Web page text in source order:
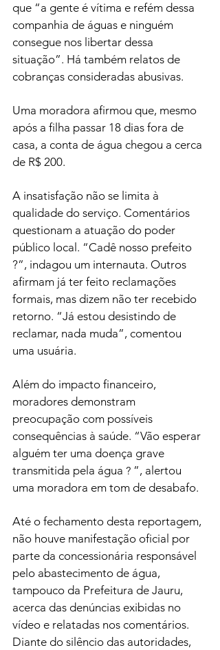
que “a gente é vítima e refém dessa
companhia de águas e ninguém
consegue nos libertar dessa
situação”. Há também relatos de
cobranças consideradas abusivas.
Uma moradora afirmou que, mesmo
após a filha passar 18 dias fora de
casa, a conta de água chegou a cerca
de R$ 200.
A insatisfação não se limita à
qualidade do serviço. Comentários
questionam a atuação do poder
público local. “Cadê nosso prefeito
?”, indagou um internauta. Outros
afirmam já ter feito reclamações
formais, mas dizem não ter recebido
retorno. “Já estou desistindo de
reclamar, nada muda”, comentou
uma usuária.
Além do impacto financeiro,
moradores demonstram
preocupação com possíveis
consequências à saúde. “Vão esperar
alguém ter uma doença grave
transmitida pela água ? ”, alertou
uma moradora em tom de desabafo.
Até o fechamento desta reportagem,
não houve manifestação oficial por
parte da concessionária responsável
pelo abastecimento de água,
tampouco da Prefeitura de Jauru,
acerca das denúncias exibidas no
vídeo e relatadas nos comentários.
Diante do silêncio das autoridades,